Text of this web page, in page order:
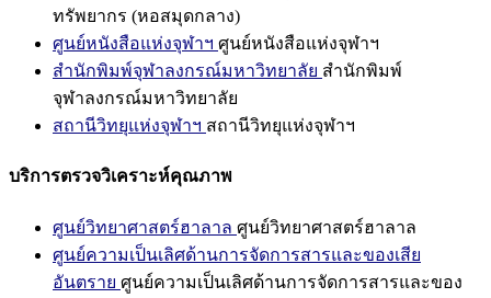
ทรัพยากร (หอสมุดกลาง)
ศูนย์หนังสือแห่งจุฬาฯ ศูนย์หนังสือแห่งจุฬาฯ
สำนักพิมพ์จุฬาลงกรณ์มหาวิทยาลัย สำนักพิมพ์
จุฬาลงกรณ์มหาวิทยาลัย
สถานีวิทยุแห่งจุฬาฯ สถานีวิทยุแห่งจุฬาฯ
บริการตรวจวิเคราะห์คุณภาพ
ศูนย์วิทยาศาสตร์ฮาลาล ศูนย์วิทยาศาสตร์ฮาลาล
ศูนย์ความเป็นเลิศด้านการจัดการสารและของเสีย
อันตราย ศูนย์ความเป็นเลิศด้านการจัดการสารและของ